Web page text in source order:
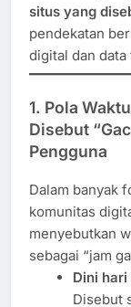
situs yang
pendekatan
digital dan data
1. Pola
Disebut
Pengguna
Dalam banyak
komunitas
menyebutkan
sebagai “jam
Dini
Disebut